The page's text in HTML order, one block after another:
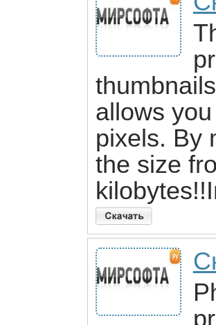
allows
pixels. By
the size